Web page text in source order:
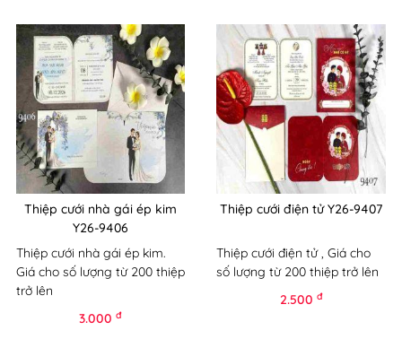
Thiệp cưới nhà gái ép kim
Y26-9406
Thiệp cưới nhà gái ép kim.
Giá cho số lượng từ 200 thiệp
trở lên
3.000đ
Thiệp cưới điện tử Y26-9407
Thiệp cưới điện tử , Giá cho
số lượng từ 200 thiệp trở lên
2.500đ